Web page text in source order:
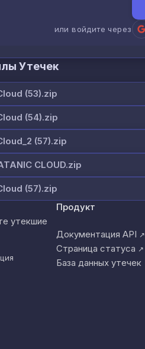
или войдите через
Утечек
(53).zip
(54).zip
(57).zip
CLOUD.zip
(57).zip
утекшие
Продукт
Документация API ↗
Страница статуса ↗
База данных утечек